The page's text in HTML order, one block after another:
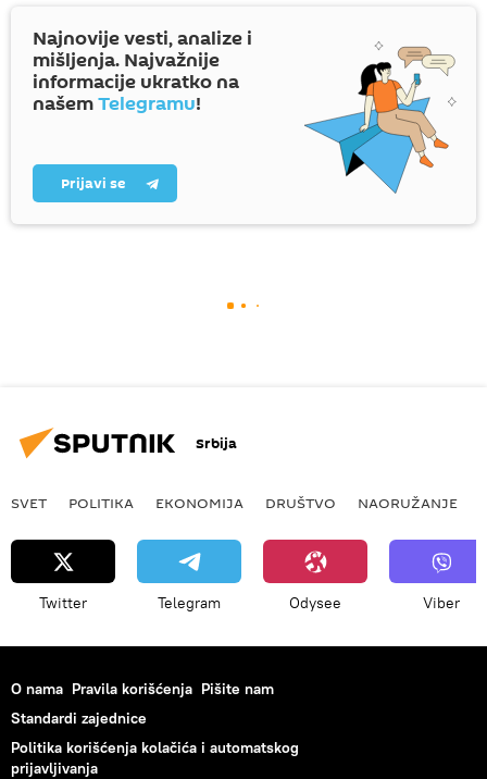
Najnovije vesti, analize i
mišljenja. Najvažnije
informacije ukratko na
našemTelegramu!
Prijavi se
Srbija
SVET POLITIKA EKONOMIJA DRUŠTVO NAORUŽANJE
Twitter Telegram Odysee Viber
O nama Pravila korišćenja Pišite nam
Standardi zajednice
Politika korišćenja kolačića i automatskog
prijavljivanja